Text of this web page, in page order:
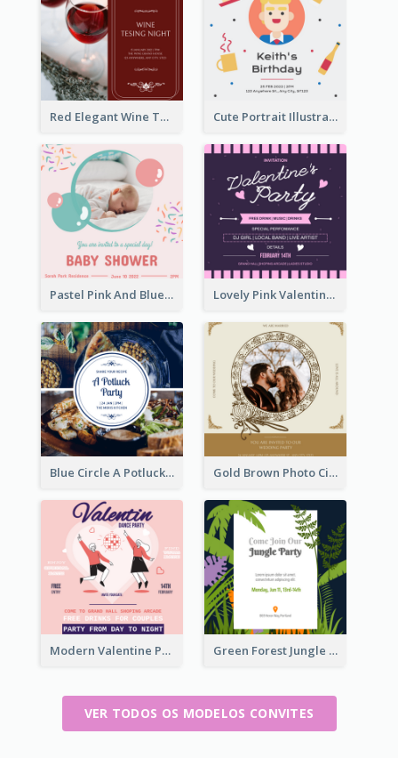
Red Elegant Wine Testing Night Invitation Cute Portrait Illustration Birthday Party Invitation
Pastel Pink And Blue Baby Shower Invitation Lovely Pink Valentine Celebration Invitation Design Ideas
Blue Circle A Potluck Party Invitation Gold Brown Photo Circle Wedding Invitation
Modern Valentine Party Pink Invitation Design Templates Green Forest Jungle Explorer Invitation
VER TODOS OS MODELOS CONVITES